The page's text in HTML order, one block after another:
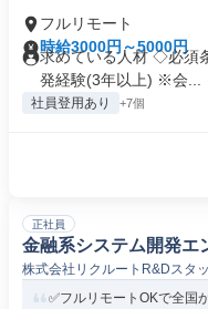
フルリモート
時給3000円～5000円
求めている人材 ◇必須
発経験(3年以上) ※会...
社員登用あり +7個
正社員
金融系システム開発エ
株式会社リクルートR&Dスタ
✅フルリモートOKで全国